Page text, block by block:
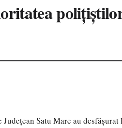
Satu Mare au desfășurat